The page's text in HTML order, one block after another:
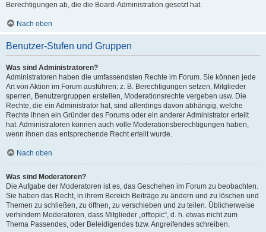
Berechtigungen ab, die die Board-Administration gesetzt hat.
Nach oben
Benutzer-Stufen und Gruppen
Was sind Administratoren?
Administratoren haben die umfassendsten Rechte im Forum. Sie können jede
Art von Aktion im Forum ausführen; z. B. Berechtigungen setzen, Mitglieder
sperren, Benutzergruppen erstellen, Moderationsrechte vergeben usw. Die
Rechte, die ein Administrator hat, sind allerdings davon abhängig, welche
Rechte ihnen ein Gründer des Forums oder ein anderer Administrator erteilt
hat. Administratoren können auch volle Moderationsberechtigungen haben,
wenn ihnen das entsprechende Recht erteilt wurde.
Nach oben
Was sind Moderatoren?
Die Aufgabe der Moderatoren ist es, das Geschehen im Forum zu beobachten.
Sie haben das Recht, in ihrem Bereich Beiträge zu ändern und zu löschen und
Themen zu schließen, zu öffnen, zu verschieben und zu teilen. Üblicherweise
verhindern Moderatoren, dass Mitglieder „offtopic“, d. h. etwas nicht zum
Thema Passendes, oder Beleidigendes bzw. Angreifendes schreiben.